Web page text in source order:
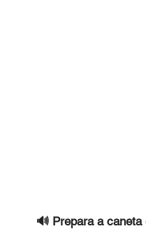
🔊 Prepara a